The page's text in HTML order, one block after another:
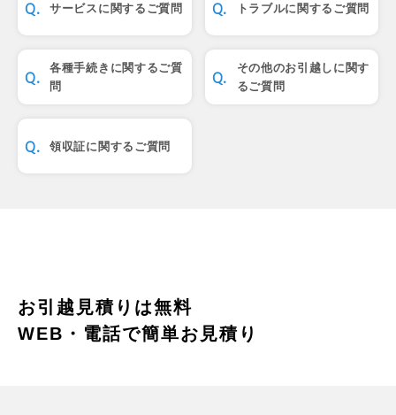
サービスに関するご質問 トラブルに関するご質問
各種手続きに関するご質
問
その他のお引越しに関す
るご質問
領収証に関するご質問
お引越見積りは無料
WEB・電話で簡単お見積り